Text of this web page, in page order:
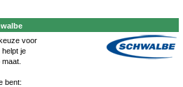
voor
je
bent: